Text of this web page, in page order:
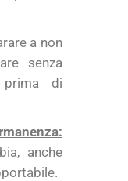
a non
senza
prima di
anche